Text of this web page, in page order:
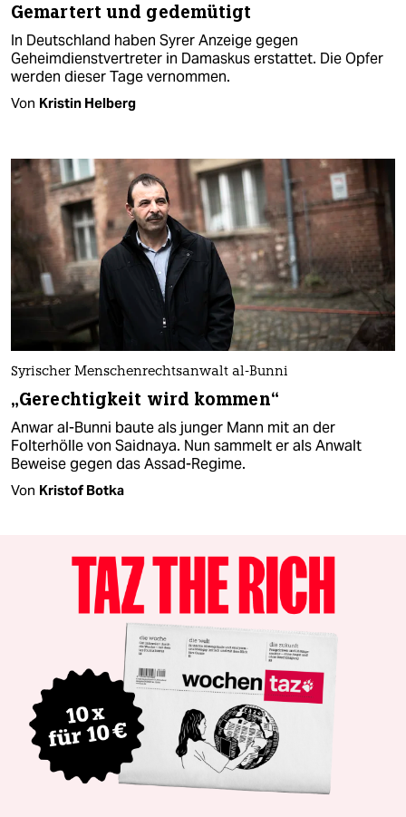
Gemartert und gedemütigt
In Deutschland haben Syrer Anzeige gegen
Geheimdienstvertreter in Damaskus erstattet. Die Opfer
werden dieser Tage vernommen.
Von Kristin Helberg
Syrischer Menschenrechtsanwalt al-Bunni
„Gerechtigkeit wird kommen“
Anwar al-Bunni baute als junger Mann mit an der
Folterhölle von Saidnaya. Nun sammelt er als Anwalt
Beweise gegen das Assad-Regime.
Von Kristof Botka